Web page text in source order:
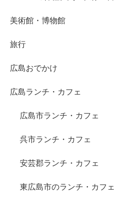
美術館・博物館
旅行
広島おでかけ
広島ランチ・カフェ
広島市ランチ・カフェ
呉市ランチ・カフェ
安芸郡ランチ・カフェ
東広島市のランチ・カフェ